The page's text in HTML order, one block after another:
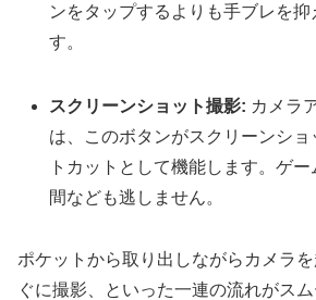
ンをタップするよりも手ブレを抑
す。
スクリーンショット撮影: カメラ
は、このボタンがスクリーンシ
トカットとして機能します。ゲ
間なども逃しません。
ポケットから取り出しながらカメラ
ぐに撮影、といった一連の流れがスム